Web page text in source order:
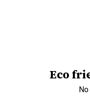
Eco